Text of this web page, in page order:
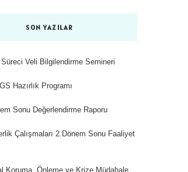
SON YAZILAR
Veli Bilgilendirme Semineri
Hazırlık Programı
Sonu Değerlendirme Raporu
Çalışmaları 2.Dönem Sonu Faaliyet
Koruma, Önleme ve Krize Müdahale